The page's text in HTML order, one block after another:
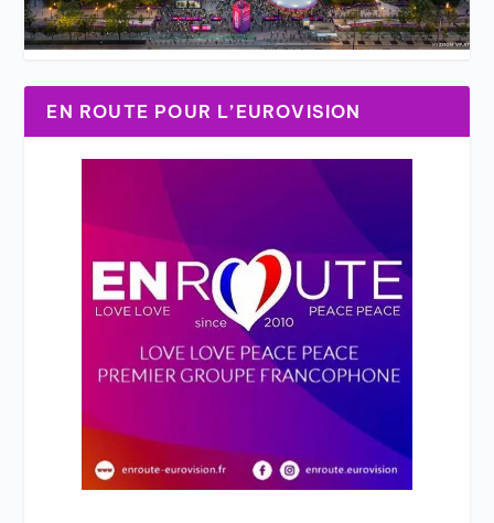
EN ROUTE POUR L’EUROVISION